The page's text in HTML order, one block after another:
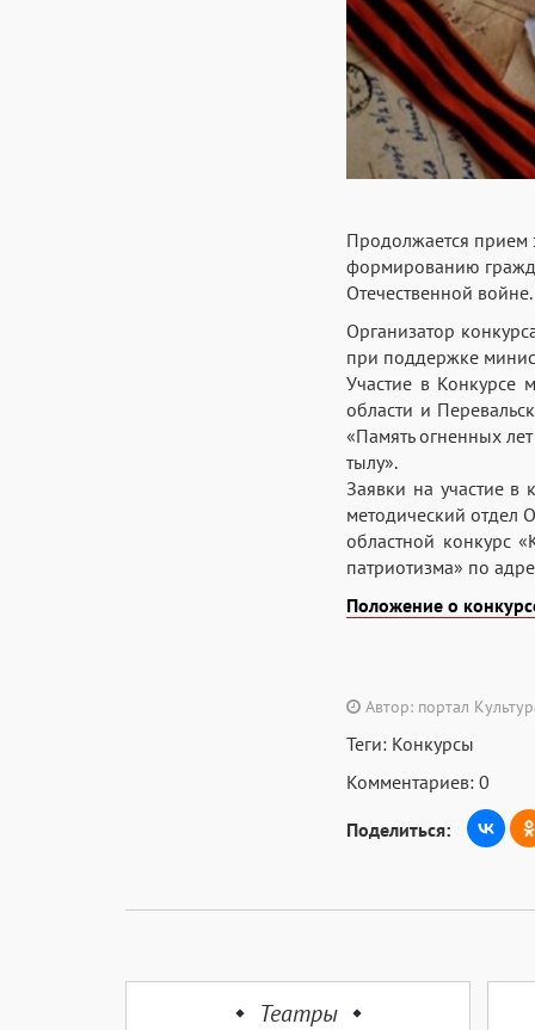
Продолжается прием
формированию
Отечественной войне.
Организатор
при поддержке
Участие в Конкурсе
области и
«Память огненных
тылу».
Заявки на участие в
методический отдел
областной конкурс
патриотизма» по
Положение о
Автор: портал
Теги: Конкурсы
Комментариев: 0
Поделиться:
Театры